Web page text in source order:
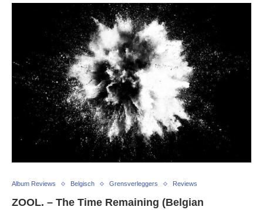
Album Reviews Belgisch Grensverleggers Reviews
ZOOL. – The Time Remaining (Belgian